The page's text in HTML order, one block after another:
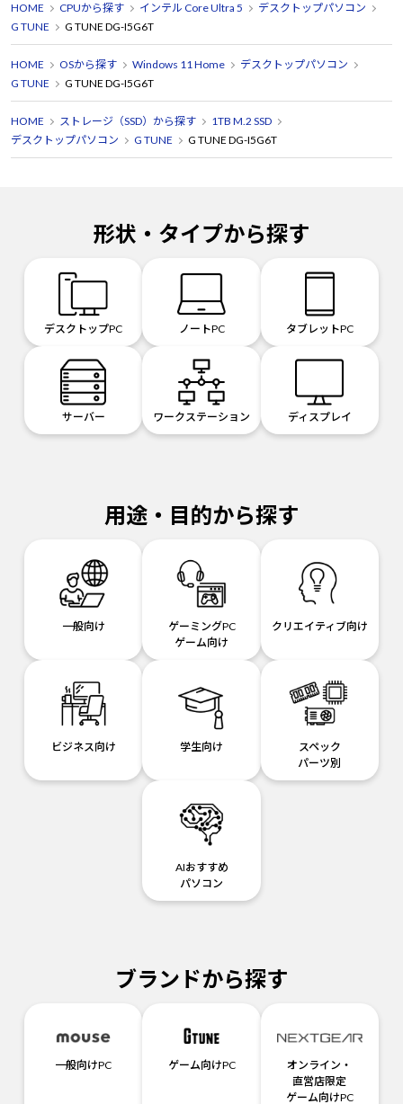
HOME CPUから探す インテル Core Ultra 5
デスクトップパソコン
G TUNE
G TUNE DG-I5G6T
HOME OSから探す Windows 11 Home
デスクトップパソコン
G TUNE
G TUNE DG-I5G6T
HOME ストレージ（SSD）から探す
1TB M.2 SSD
デスクトップパソコン
G TUNE G TUNE DG-I5G6T
形状・タイプから探す
デスクトップPC ノートPC タブレットPC
サーバー ワークステーション ディスプレイ
用途・目的から探す
一般向け
ゲーミングPC
ゲーム向け
クリエイティブ向け
ビジネス向け 学生向け
スペック
パーツ別
AIおすすめ
パソコン
ブランドから探す
一般向けPC ゲーム向けPC
オンライン・
直営店限定
ゲーム向けPC